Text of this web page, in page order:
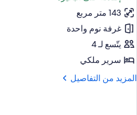
Fountain
View
Penthouse
Suite
143 متر مربع
غرفة نوم واحدة
يتّسع لـ 4
سرير ملكي
المزيد من التفاصيل
المزيد